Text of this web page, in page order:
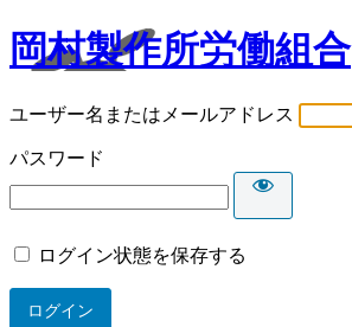
岡村製作所労働組合
ユーザー名またはメールアドレス
パスワード
ログイン状態を保存する